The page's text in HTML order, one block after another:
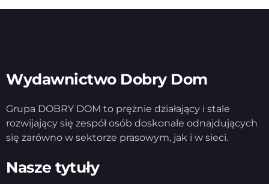
Wydawnictwo Dobry Dom
Grupa DOBRY DOM to prężnie działający i stale
rozwijający się zespół osób doskonale odnajdujących
się zarówno w sektorze prasowym, jak i w sieci.
Nasze tytuły